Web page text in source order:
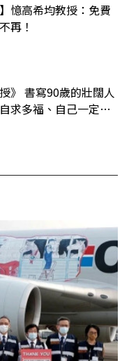
憶高希均教授：免費
再！
》 書寫90歲的壯闊人
求多福、自己一定要